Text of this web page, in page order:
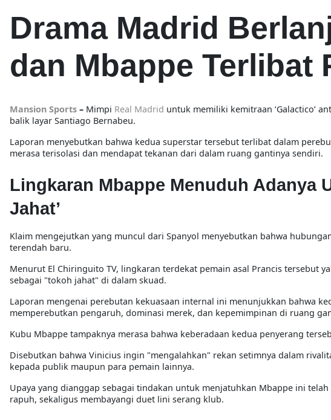
Drama Madrid
dan Mbappe Terlibat
Mansion Sports – Mimpi Real Madrid untuk memiliki kemitraan ‘Galactico’
balik layar Santiago Bernabeu.
Laporan menyebutkan bahwa kedua superstar tersebut terlibat dalam
merasa terisolasi dan mendapat tekanan dari dalam ruang gantinya sendiri.
Lingkaran Mbappe Menuduh Adanya
Jahat’
Klaim mengejutkan yang muncul dari Spanyol menyebutkan bahwa
terendah baru.
Menurut El Chiringuito TV, lingkaran terdekat pemain asal Prancis tersebut
sebagai "tokoh jahat" di dalam skuad.
Laporan mengenai perebutan kekuasaan internal ini menunjukkan bahwa
memperebutkan pengaruh, dominasi merek, dan kepemimpinan di ruang
Kubu Mbappe tampaknya merasa bahwa keberadaan kedua penyerang
Disebutkan bahwa Vinicius ingin "mengalahkan" rekan setimnya dalam
kepada publik maupun para pemain lainnya.
Upaya yang dianggap sebagai tindakan untuk menjatuhkan Mbappe ini
rapuh, sekaligus membayangi duet lini serang klub.